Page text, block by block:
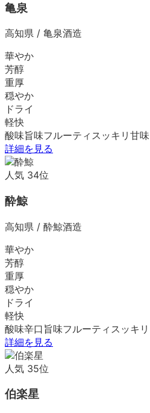
亀泉
高知県 / 亀泉酒造
華やか
芳醇
重厚
穏やか
ドライ
軽快
酸味旨味フルーティ スッキリ 甘味
詳細を見る
人気 34位
酔鯨
高知県 / 酔鯨酒造
華やか
芳醇
重厚
穏やか
ドライ
軽快
酸味辛口 旨味フルーティ スッキリ
詳細を見る
人気 35位
伯楽星